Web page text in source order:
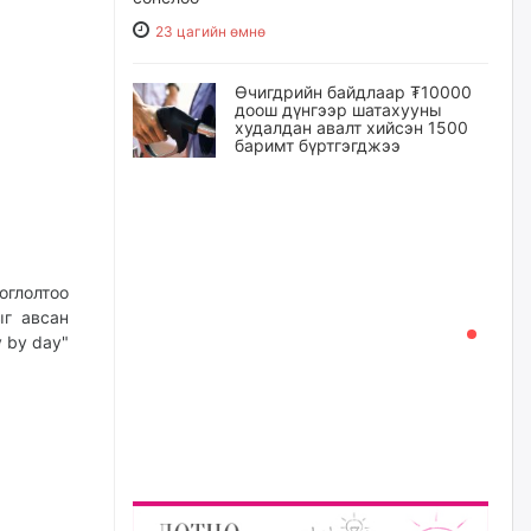
авсан
by day"
23 цагийн өмнө
Өчигдрийн байдлаар ₮10000
доош дүнгээр шатахууны
худалдан авалт хийсэн 1500
баримт бүртгэгджээ